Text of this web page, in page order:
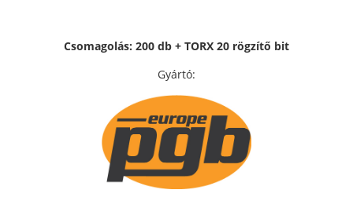
Csomagolás: 200 db + TORX 20 rögzítő bit
Gyártó: